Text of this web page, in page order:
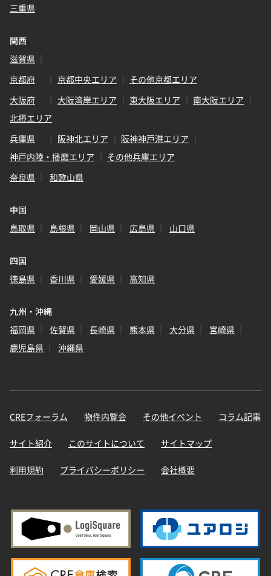
三重県
関西
滋賀県
京都府
京都中央エリア
その他京都エリア
大阪府
大阪湾岸エリア 東大阪エリア
南大阪エリア
北摂エリア
兵庫県
阪神北エリア
阪神神戸港エリア
神戸内陸・播磨エリア
その他兵庫エリア
奈良県
和歌山県
中国
鳥取県
島根県 岡山県 広島県 山口県
四国
徳島県
香川県 愛媛県 高知県
九州・沖縄
福岡県
佐賀県 長崎県 熊本県 大分県
宮崎県
鹿児島県
沖縄県
CREフォーラム 物件内覧会 その他イベント コラム記事
サイト紹介 このサイトについて サイトマップ
利用規約 プライバシーポリシー 会社概要